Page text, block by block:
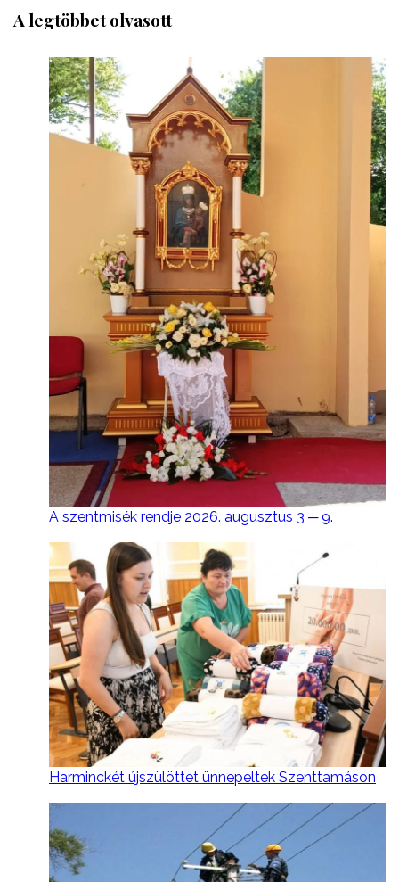
A legtöbbet olvasott
A szentmisék rendje 2026. augusztus 3 ─ 9.
Harminckét újszülöttet ünnepeltek Szenttamáson